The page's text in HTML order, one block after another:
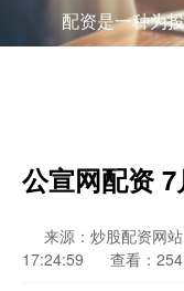
配资是一种为
公宣网配资
来源：炒股配资网站
17:24:59
查看：254